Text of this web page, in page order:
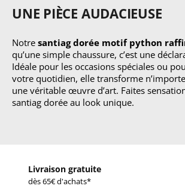
UNE PIÈCE AUDACIEUSE
Notre santiag dorée motif python
qu’une simple chaussure, c’est une
Idéale pour les occasions spéciales ou
votre quotidien, elle transforme
une véritable œuvre d’art. Faites
santiag dorée au look unique.
Livraison gratuite
dès 65€ d'achats*